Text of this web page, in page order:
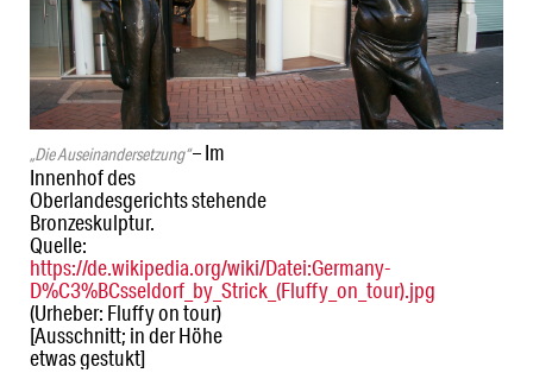
„Die Auseinandersetzung“– Im
Innenhof des
Oberlandesgerichts stehende
Bronzeskulptur.
Quelle:
https://de.wikipedia.org/wiki/Datei:Germany-
D%C3%BCsseldorf_by_Strick_(Fluffy_on_tour).jpg
(Urheber: Fluffy on tour)
[Ausschnitt; in der Höhe
etwas gestukt]